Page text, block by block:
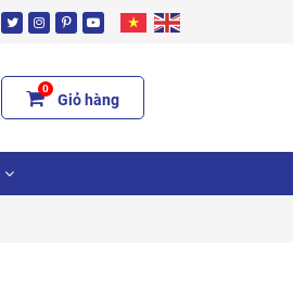
0
Giỏ hàng